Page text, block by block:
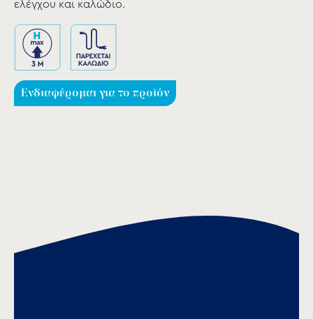
ελέγχου και καλώδιο.
Ενδιαφέρομαι για το προϊόν